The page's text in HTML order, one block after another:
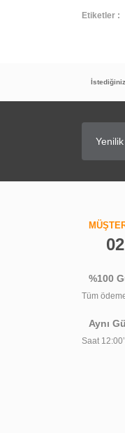
S'tina
Etiketler :
%100
Tüm
Aynı
Saat